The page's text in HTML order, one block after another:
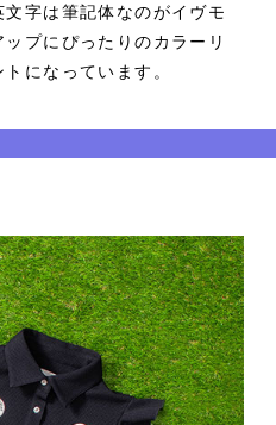
字は筆記体なのがイヴモ
プにぴったりのカラーリ
になっています。